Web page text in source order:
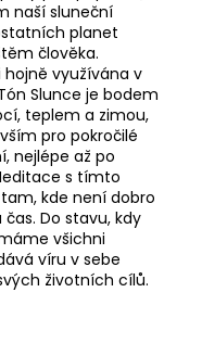
naší sluneční
planet
člověka.
hojně využívána v
Slunce je bodem
teplem a zimou,
pro pokročilé
nejlépe až po
s tímto
kde není dobro
Do stavu, kdy
všichni
víru v sebe
životních cílů.